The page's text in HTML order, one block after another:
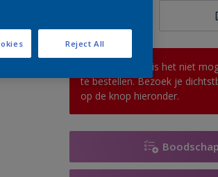
Op dit moment is het niet
te bestellen. Bezoek je
op de knop hieronder.
Reject All